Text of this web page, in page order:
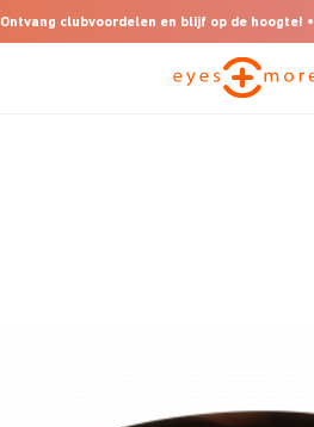
Ontvang clubvoordelen en blijf op de hoogte! •